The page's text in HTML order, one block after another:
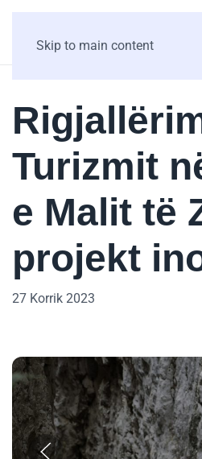
Skip to main content
Turizmit
e Malit të
projekt
27 Korrik 2023